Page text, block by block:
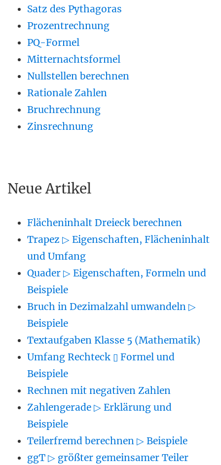
Satz des Pythagoras
Prozentrechnung
PQ-Formel
Mitternachtsformel
Nullstellen berechnen
Rationale Zahlen
Bruchrechnung
Zinsrechnung
Neue Artikel
Flächeninhalt Dreieck berechnen
Trapez ▷ Eigenschaften, Flächeninhalt
und Umfang
Quader ▷ Eigenschaften, Formeln und
Beispiele
Bruch in Dezimalzahl umwandeln ▷
Beispiele
Textaufgaben Klasse 5 (Mathematik)
Umfang Rechteck ▯ Formel und
Beispiele
Rechnen mit negativen Zahlen
Zahlengerade ▷ Erklärung und
Beispiele
Teilerfremd berechnen ▷ Beispiele
ggT ▷ größter gemeinsamer Teiler